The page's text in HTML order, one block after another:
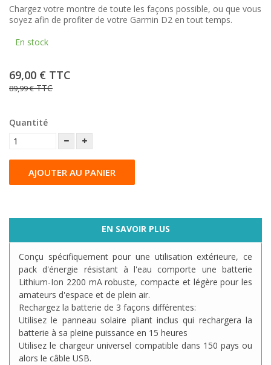
Chargez votre montre de toute les façons possible, ou que vous
soyez afin de profiter de votre Garmin D2 en tout temps.
En stock
69,00 € TTC
89,99 €TTC
Quantité
AJOUTER AU PANIER
EN SAVOIR PLUS
Conçu spécifiquement pour une utilisation extérieure, ce
pack d'énergie résistant à l'eau comporte une batterie
Lithium-Ion 2200 mA robuste, compacte et légère pour les
amateurs d'espace et de plein air.
Rechargez la batterie de 3 façons différentes:
Utilisez le panneau solaire pliant inclus qui rechargera la
batterie à sa pleine puissance en 15 heures
Utilisez le chargeur universel compatible dans 150 pays ou
alors le câble USB.